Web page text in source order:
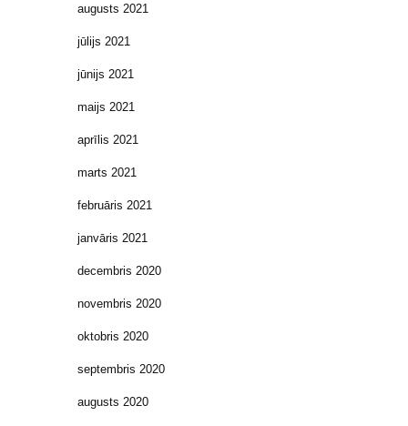
augusts 2021
jūlijs 2021
jūnijs 2021
maijs 2021
aprīlis 2021
marts 2021
februāris 2021
janvāris 2021
decembris 2020
novembris 2020
oktobris 2020
septembris 2020
augusts 2020